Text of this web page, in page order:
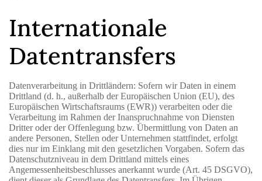
Internationale
Datentransfers
Datenverarbeitung in Drittländern: Sofern wir Daten in einem
Drittland (d. h., außerhalb der Europäischen Union (EU), des
Europäischen Wirtschaftsraums (EWR)) verarbeiten oder die
Verarbeitung im Rahmen der Inanspruchnahme von Diensten
Dritter oder der Offenlegung bzw. Übermittlung von Daten an
andere Personen, Stellen oder Unternehmen stattfindet, erfolgt
dies nur im Einklang mit den gesetzlichen Vorgaben. Sofern das
Datenschutzniveau in dem Drittland mittels eines
Angemessenheitsbeschlusses anerkannt wurde (Art. 45 DSGVO),